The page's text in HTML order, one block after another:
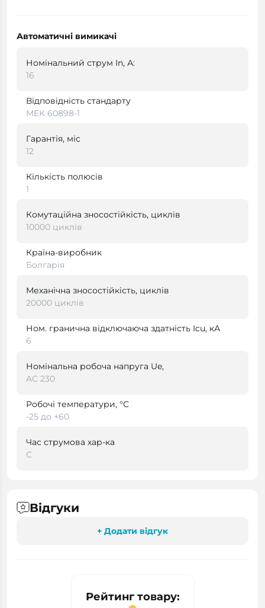
Автоматичні вимикачі
Номінальний струм In, А:
16
Відповідність стандарту
МЕК 60898-1
Гарантія, міс
12
Кількість полюсів
1
Комутаційна зносостійкість, циклів
10000 циклів
Країна-виробник
Болгарія
Механічна зносостійкість, циклів
20000 циклів
Ном. гранична відключаюча здатність Icu, кА
6
Номінальна робоча напруга Ue,
AC 230
Робочі температури, °С
-25 до +60
Час струмова хар-ка
C
Відгуки
+ Додати відгук
Рейтинг товару: